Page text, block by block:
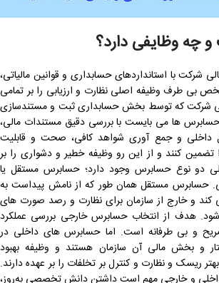
وظایفی دارد؟
شرکت با استانداردهای حسابداری و قوانین مالیاتی،
بی طرف وظیفه اصلی نظارت و ارزیابی را بر تمامی
شرکت که توسط بخش حسابداری ثبت و مستندسازی
ها می بایست با بررسی دقیق مستندات مالی،
داخلی و جمع ‌آوری شواهد کافی، صحت و قابلیت
تضمین کنند و از این رو وظیفه خطیر و دشواری را بر
دو نوع حسابرس وجود دارد؛ حسابرس مستقل یا
حسابرس مستقل همان طور که از نامش پیداست به
و خارج از سازمان برای نظارت و رصد صورت های
هدف از انتخاب حسابرس خارجی بررسی عملکرد
و بی طرفانه است. اما حسابرس های داخلی در
و بخش مالی آن سازمان هستند و وظیفه بهبود
ریسک و نظارت و کنترل بر تخلفات را بر عهده دارند.
و خارجی مهم است داشتن دانش تخصصی به‌روز،